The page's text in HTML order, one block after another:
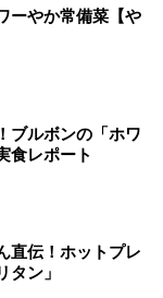
ーやか常備菜【や
ブルボンの「ホワ
食レポート
直伝！ホットプレ
タン」